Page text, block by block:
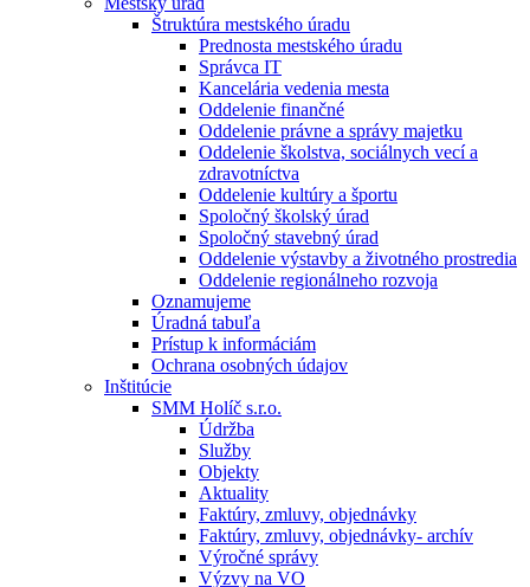
Štruktúra mestského úradu
Prednosta mestského úradu
Správca IT
Kancelária vedenia mesta
Oddelenie finančné
Oddelenie právne a správy majetku
Oddelenie školstva, sociálnych vecí a
zdravotníctva
Oddelenie kultúry a športu
Spoločný školský úrad
Spoločný stavebný úrad
Oddelenie výstavby a životného prostredia
Oddelenie regionálneho rozvoja
Oznamujeme
Úradná tabuľa
Prístup k informáciám
Ochrana osobných údajov
Inštitúcie
SMM Holíč s.r.o.
Údržba
Služby
Objekty
Aktuality
Faktúry, zmluvy, objednávky
Faktúry, zmluvy, objednávky- archív
Výročné správy
Výzvy na VO